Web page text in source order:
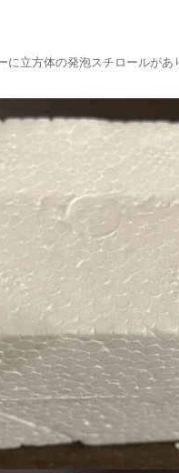
に立方体の発泡スチロールがあ